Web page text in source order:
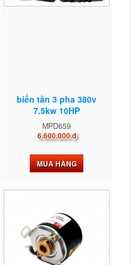
biến tần 3 pha 380v
7.5kw 10HP
MPD659
6.600.000 đ
MUA HÀNG